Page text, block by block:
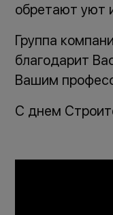
обретают уют
Группа
благодарит
Вашим
С днем